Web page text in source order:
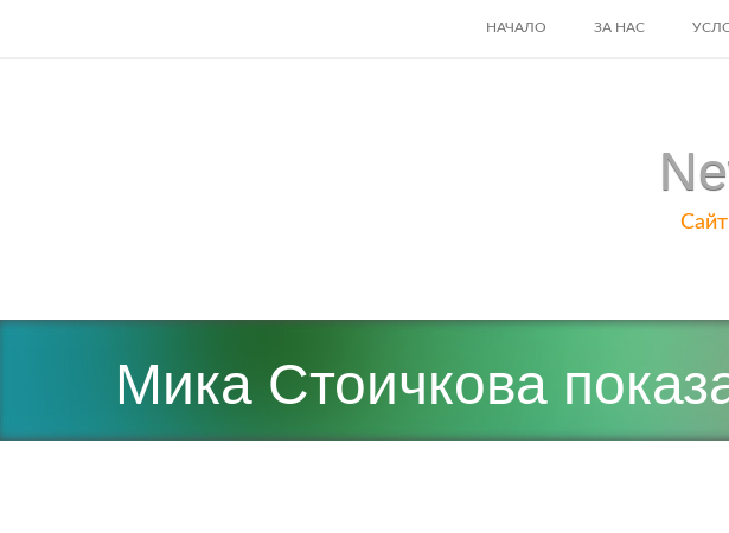
SKIP
НАЧАЛО ЗА НАС
Мика Стоичкова